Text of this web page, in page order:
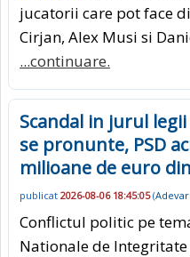
jucatorii care pot face
Cirjan, Alex Musi si
...continuare.
Scandal in jurul legii
se pronunte, PSD
milioane de euro
publicat 2026-08-06 18:45:05(
Conflictul politic pe
Nationale de